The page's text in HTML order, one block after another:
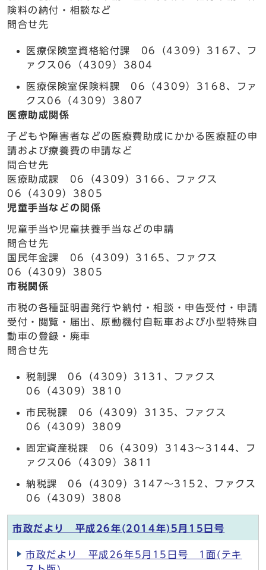
険料の納付・相談など
問合せ先
医療保険室資格給付課 06（4309）3167、フ
ァクス06（4309）3804
医療保険室保険料課 06（4309）3168、ファ
クス06（4309）3807
医療助成関係
子どもや障害者などの医療費助成にかかる医療証の申
請および療養費の申請など
問合せ先
医療助成課 06（4309）3166、ファクス
06（4309）3805
児童手当などの関係
児童手当や児童扶養手当などの申請
問合せ先
国民年金課 06（4309）3165、ファクス
06（4309）3805
市税関係
市税の各種証明書発行や納付・相談・申告受付・申請
受付・閲覧・届出、原動機付自転車および小型特殊自
動車の登録・廃車
問合せ先
税制課 06（4309）3131、ファクス
06（4309）3810
市民税課 06（4309）3135、ファクス
06（4309）3809
固定資産税課 06（4309）3143～3144、フ
ァクス06（4309）3811
納税課 06（4309）3147～3152、ファクス
06（4309）3808
市政だより 平成26年(2014年)5月15日号
市政だより 平成26年5月15日号 1面(テキ